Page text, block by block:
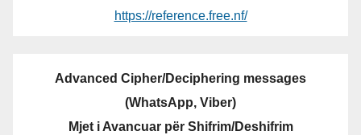
https://reference.free.nf/
Advanced Cipher/Deciphering messages
(WhatsApp, Viber)
Mjet i Avancuar për Shifrim/Deshifrim